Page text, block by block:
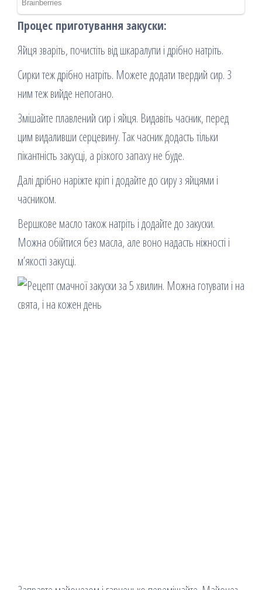
Процес приготування закуски:
Яйця зваріть, почистіть від шкаралупи і дрібно натріть.
Сирки теж дрібно натріть. Можете додати твердий сир. З
ним теж вийде непогано.
Змішайте плавлений сир і яйця. Видавіть часник, перед
цим видаливши серцевину. Так часник додасть тільки
пікантність закусці, а різкого запаху не буде.
Далі дрібно наріжте кріп і додайте до сиру з яйцями і
часником.
Вершкове масло також натріть і додайте до закуски.
Можна обійтися без масла, але воно надасть ніжності і
м’якості закусці.